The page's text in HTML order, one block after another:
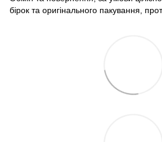
бірок та оригінального пакування,